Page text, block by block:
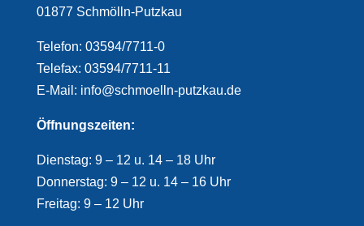
01877 Schmölln-Putzkau
Telefon: 03594/7711-0
Telefax: 03594/7711-11
E-Mail: info@schmoelln-putzkau.de
Öffnungszeiten:
Dienstag: 9 – 12 u. 14 – 18 Uhr
Donnerstag: 9 – 12 u. 14 – 16 Uhr
Freitag: 9 – 12 Uhr